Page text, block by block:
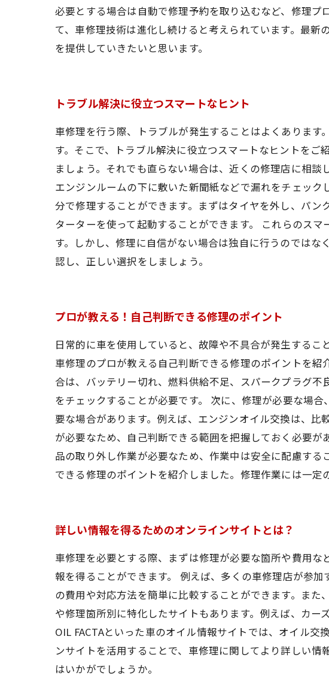
必要とする場合は自動で修理予約を取り込むなど、修理
て、車修理技術は進化し続けると考えられています。最
を提供していきたいと思います。
トラブル解決に役立つスマートなヒント
車修理を行う際、トラブルが発生することはよくありま
す。そこで、トラブル解決に役立つスマートなヒントを
ましょう。それでも直らない場合は、近くの修理店に相談
エンジンルームの下に敷いた新聞紙などで漏れをチェッ
分で修理することができます。まずはタイヤを外し、パ
ターターを使って起動することができます。 これらのス
す。しかし、修理に自信がない場合は独自に行うのでは
認し、正しい選択をしましょう。
プロが教える！自己判断できる修理のポイント
日常的に車を使用していると、故障や不具合が発生するこ
車修理のプロが教える自己判断できる修理のポイントを
合は、バッテリー切れ、燃料供給不足、スパークプラグ
をチェックすることが必要です。 次に、修理が必要な場
要な場合があります。例えば、エンジンオイル交換は、
が必要なため、自己判断できる範囲を把握しておく必要
品の取り外し作業が必要なため、作業中は安全に配慮す
できる修理のポイントを紹介しました。修理作業には一定
詳しい情報を得るためのオンラインサイトとは？
車修理を必要とする際、まずは修理が必要な箇所や費用
報を得ることができます。 例えば、多くの車修理店が参
の費用や対応方法を簡単に比較することができます。ま
や修理箇所別に特化したサイトもあります。例えば、カー
OIL FACTAといった車のオイル情報サイトでは、オイル
ンサイトを活用することで、車修理に関してより詳しい
はいかがでしょうか。